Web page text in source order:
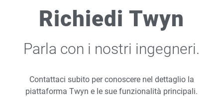
Richiedi Twyn
Parla con i nostri ingegneri.
Contattaci subito per conoscere nel dettaglio la
piattaforma Twyn e le sue funzionalità principali.